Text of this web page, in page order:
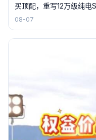
买顶配，重写12万级纯电
08-07